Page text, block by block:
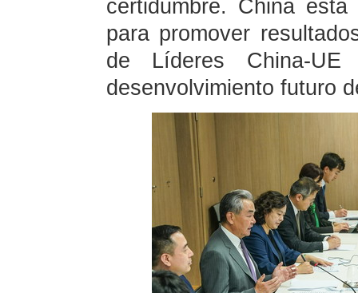
certidumbre. China
para promover
de Líderes China-
desenvolvimiento futuro